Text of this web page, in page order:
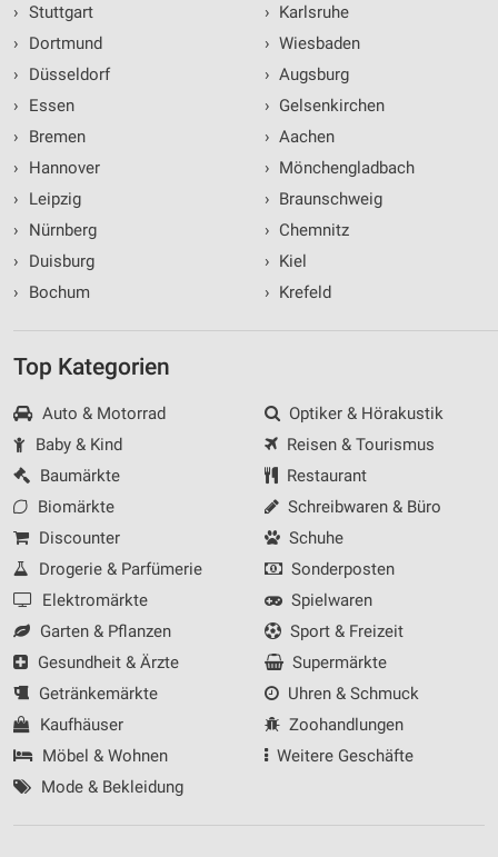
› Stuttgart
›
Dortmund
›
Düsseldorf
›
Essen
›
Bremen
›
Hannover
›
Leipzig
›
Nürnberg
›
Duisburg
›
Bochum
› Karlsruhe
› Wiesbaden
› Augsburg
› Gelsenkirchen
› Aachen
› Mönchengladbach
› Braunschweig
› Chemnitz
› Kiel
› Krefeld
Top Kategorien
Auto & Motorrad
Baby & Kind
Baumärkte
Biomärkte
Discounter
Drogerie & Parfümerie
Elektromärkte
Garten & Pflanzen
Gesundheit & Ärzte
Getränkemärkte
Kaufhäuser
Möbel & Wohnen
Mode & Bekleidung
Optiker & Hörakustik
Reisen & Tourismus
Restaurant
Schreibwaren & Büro
Schuhe
Sonderposten
Spielwaren
Sport & Freizeit
Supermärkte
Uhren & Schmuck
Zoohandlungen
Weitere Geschäfte